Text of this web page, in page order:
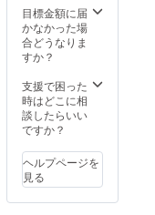
続する限り)
目標金額に届
かなかった場
合どうなりま
すか？
支援で困った
時はどこに相
談したらいい
ですか？
ヘルプページを
見る